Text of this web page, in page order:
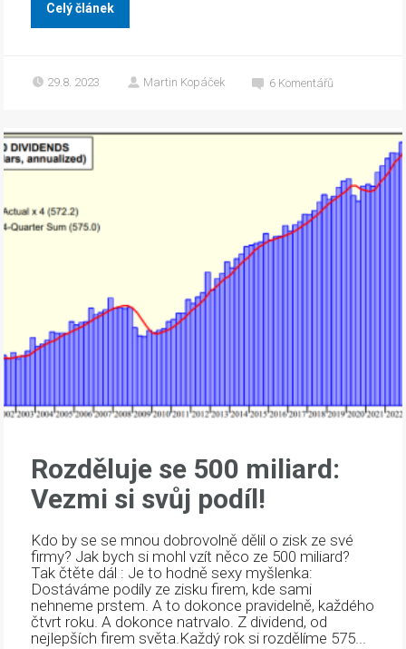
Celý článek
29.8. 2023 Martin Kopáček 6 Komentářů
Rozděluje se 500 miliard:
Vezmi si svůj podíl!
Kdo by se se mnou dobrovolně dělil o zisk ze své
firmy? Jak bych si mohl vzít něco ze 500 miliard?
Tak čtěte dál : Je to hodně sexy myšlenka:
Dostáváme podíly ze zisku firem, kde sami
nehneme prstem. A to dokonce pravidelně, každého
čtvrt roku. A dokonce natrvalo. Z dividend, od
nejlepších firem světa.Každý rok si rozdělíme 575...